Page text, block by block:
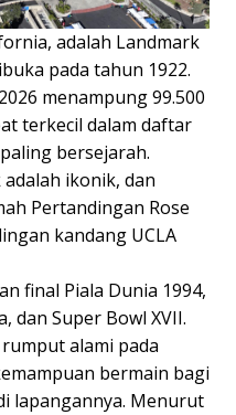
adalah Landmark
pada tahun 1922.
menampung 99.500
terkecil dalam daftar
bersejarah.
ikonik, dan
Pertandingan Rose
kandang UCLA
final Piala Dunia 1994,
dan Super Bowl XVII.
alami pada
bermain bagi
lapangannya. Menurut